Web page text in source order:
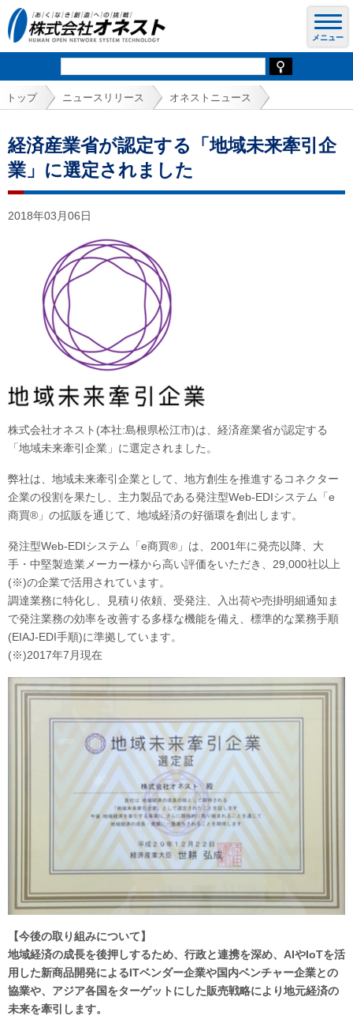
トップ ニュースリリース オネストニュース
経済産業省が認定する「地域未来牽引企
業」に選定されました
2018年03月06日
株式会社オネスト(本社:島根県松江市)は、経済産業省が認定する
「地域未来牽引企業」に選定されました。
弊社は、地域未来牽引企業として、地方創生を推進するコネクター
企業の役割を果たし、主力製品である発注型Web-EDIシステム「e
商買®」の拡販を通じて、地域経済の好循環を創出します。
発注型Web-EDIシステム「e商買®」は、2001年に発売以降、大
手・中堅製造業メーカー様から高い評価をいただき、29,000社以上
(※)の企業で活用されています。
調達業務に特化し、見積り依頼、受発注、入出荷や売掛明細通知ま
で発注業務の効率を改善する多様な機能を備え、標準的な業務手順
(EIAJ-EDI手順)に準拠しています。
(※)2017年7月現在
【今後の取り組みについて】
地域経済の成長を後押しするため、行政と連携を深め、AIやIoTを活
用した新商品開発によるITベンダー企業や国内ベンチャー企業との
協業や、アジア各国をターゲットにした販売戦略により地元経済の
未来を牽引します。